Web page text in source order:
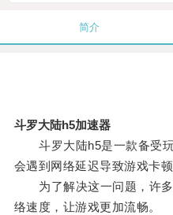
简介
斗罗大陆h5加速器
斗罗大陆h5是一款备受玩
会遇到网络延迟导致游戏卡顿
为了解决这一问题，许多
络速度，让游戏更加流畅。